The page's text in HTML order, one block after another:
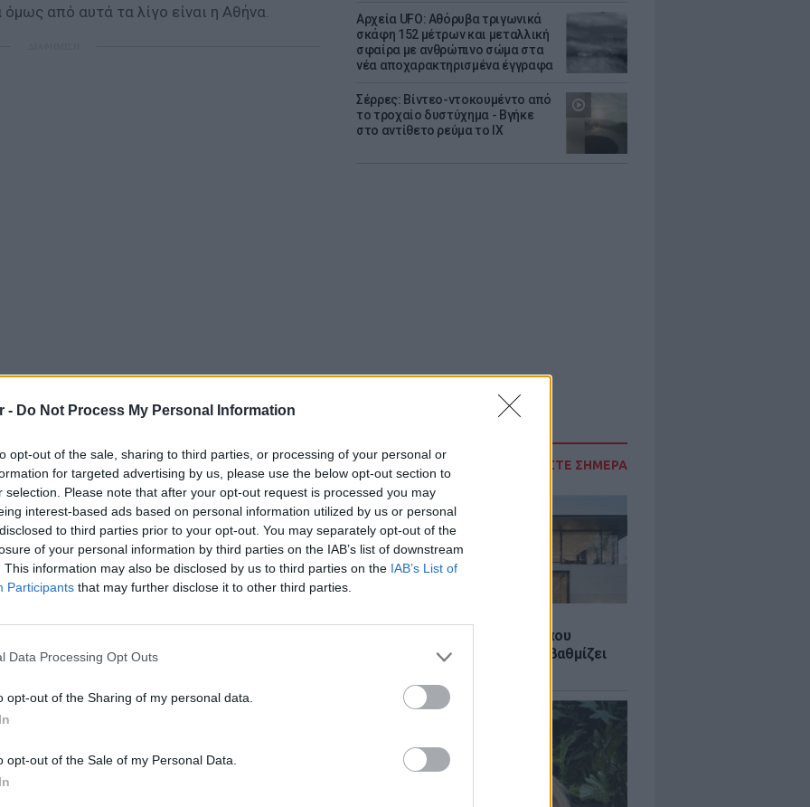
- Do Not Process My Personal Information
opt-out of the sale, sharing to third parties, or processing of your personal or
for targeted advertising by us, please use the below opt-out section to
selection. Please note that after your opt-out request is processed you may
interest-based ads based on personal information utilized by us or personal
to third parties prior to your opt-out. You may separately opt-out of the
of your personal information by third parties on the IAB’s list of downstream
This information may also be disclosed by us to third parties on the IAB’s List of
Participants that may further disclose it to other third parties.
Data Processing Opt Outs
opt-out of the Sharing of my personal data.
opt-out of the Sale of my Personal Data.
Αρχεία UFO: Αθόρυβα τριγωνικά
σκάφη 152 μέτρων και μεταλλική
σφαίρα με ανθρώπινο σώμα στα
νέα αποχαρακτηρισμένα έγγραφα
Σέρρες: Βίντεο-ντοκουμέντο από
το τροχαίο δυστύχημα - Βγήκε
στο αντίθετο ρεύμα το ΙΧ
ΔΙΑΒΑΣΤΕ ΣΗΜΕΡΑ
Θερμοπλαστική: Καινοτομία που
εξοικονομεί ενέργεια και αναβαθμίζει
από αυτά τα λίγο είναι η Αθήνα.
τα, ταξίδια εξήγησε -μιλώντας στην
ξανά την ελληνική πρωτεύουσα και
ασφαλής στην πόλη.
με τη μητέρα μου στο τηλέφωνο και
προσοχή από άνδρες στον δρόμο,
η Μάσκελ.
χρήση ναρκωτικών στον δρόμο, μέρα
την εμπειρία της από την Αθήνα. Όσο
φορές κατάλυμα.